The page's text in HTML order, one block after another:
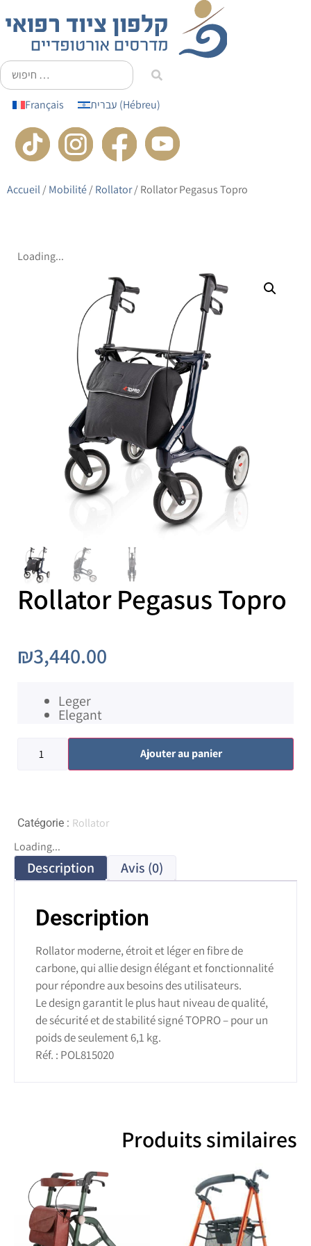
principal
Français עברית (Hébreu)
Accueil/Mobilité/Rollator/ Rollator Pegasus Topro
Loading...
Rollator Pegasus Topro
₪3,440.00
Leger
Elegant
Ajouter au panier
Catégorie : Rollator
Loading...
Description Avis (0)
Description
Rollator moderne, étroit et léger en fibre de
carbone, qui allie design élégant et fonctionnalité
pour répondre aux besoins des utilisateurs.
Le design garantit le plus haut niveau de qualité,
de sécurité et de stabilité signé TOPRO – pour un
poids de seulement 6,1 kg.
Réf. : POL815020
Produits similaires